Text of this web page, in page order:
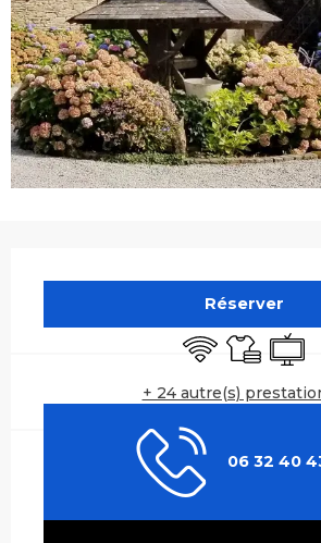
Réserver
WiFi Draps et
+ 24 autre(s)
06 32 40